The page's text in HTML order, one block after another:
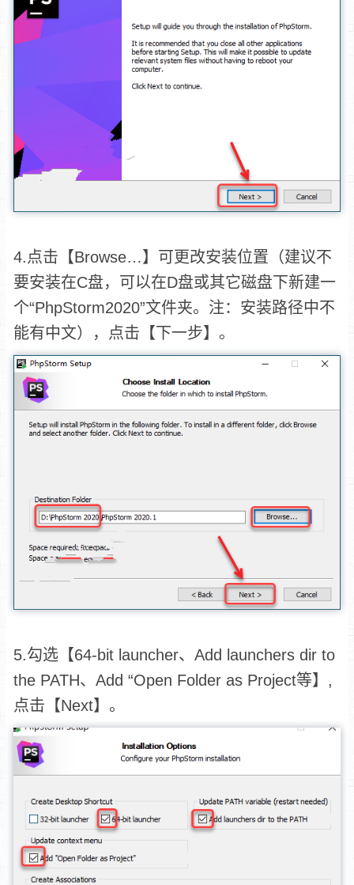
4.点击【Browse…】可更改安装位置（建议不
要安装在C盘，可以在D盘或其它磁盘下新建一
个“PhpStorm2020”文件夹。注：安装路径中不
能有中文），点击【下一步】。
5.勾选【64-bit launcher、Add launchers dir to
the PATH、Add “Open Folder as Project等】,
点击【Next】。